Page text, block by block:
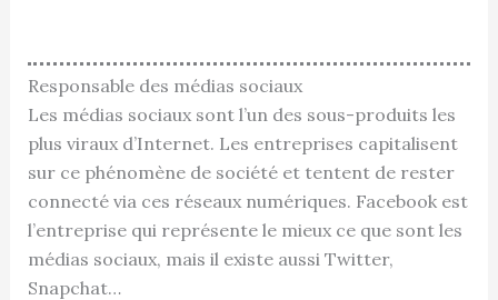
Responsable des médias sociaux
Les médias sociaux sont l’un des sous-produits les
plus viraux d’Internet. Les entreprises capitalisent
sur ce phénomène de société et tentent de rester
connecté via ces réseaux numériques. Facebook est
l’entreprise qui représente le mieux ce que sont les
médias sociaux, mais il existe aussi Twitter,
Snapchat…